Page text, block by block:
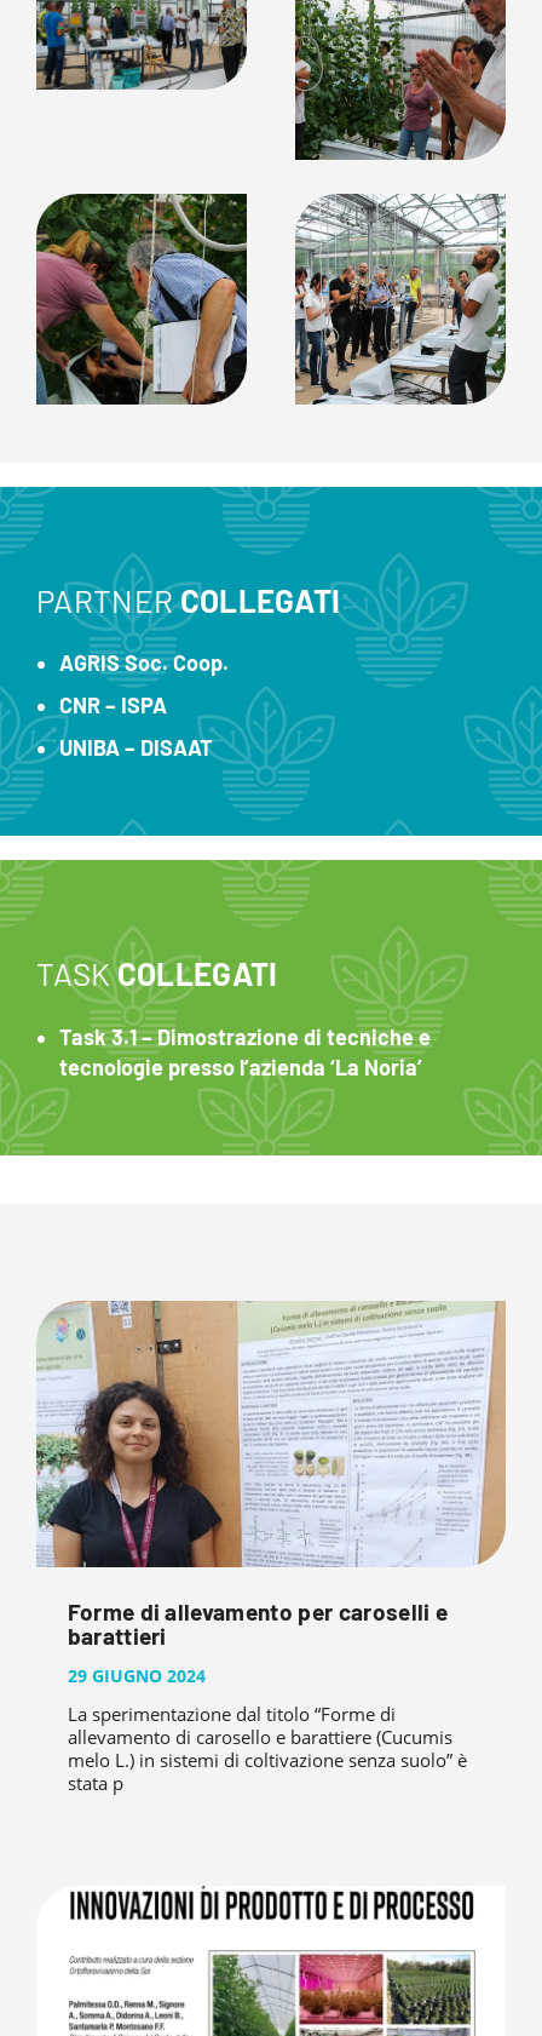
PARTNERCOLLEGATI
AGRIS Soc. Coop.
CNR – ISPA
UNIBA – DISAAT
TASKCOLLEGATI
Task 3.1 – Dimostrazione di tecniche e
tecnologie presso l’azienda ‘La Noria’
Forme di allevamento per caroselli e
barattieri
29 GIUGNO 2024
La sperimentazione dal titolo “Forme di
allevamento di carosello e barattiere (Cucumis
melo L.) in sistemi di coltivazione senza suolo” è
stata p